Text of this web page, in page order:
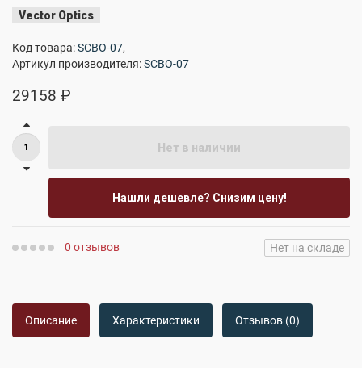
Vector Optics
Код товара:SCBO-07,
Артикул производителя:SCBO-07
29158 ₽
Нет в наличии
Нашли дешевле? Снизим цену!
0 отзывов Нет на складе
Описание Характеристики Отзывов (0)